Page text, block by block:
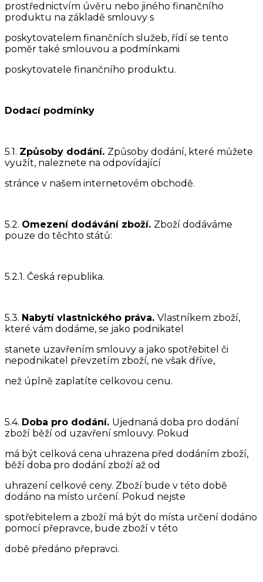
prostřednictvím úvěru nebo jiného finančního
produktu na základě smlouvy s
poskytovatelem finančních služeb, řídí se tento
poměr také smlouvou a podmínkami
poskytovatele finančního produktu.
Dodací podmínky
5.1. Způsoby dodání. Způsoby dodání, které můžete
využít, naleznete na odpovídající
stránce v našem internetovém obchodě.
5.2. Omezení dodávání zboží. Zboží dodáváme
pouze do těchto států:
5.2.1. Česká republika.
5.3. Nabytí vlastnického práva. Vlastníkem zboží,
které vám dodáme, se jako podnikatel
stanete uzavřením smlouvy a jako spotřebitel či
nepodnikatel převzetím zboží, ne však dříve,
než úplně zaplatíte celkovou cenu.
5.4. Doba pro dodání. Ujednaná doba pro dodání
zboží běží od uzavření smlouvy. Pokud
má být celková cena uhrazena před dodáním zboží,
běží doba pro dodání zboží až od
uhrazení celkové ceny. Zboží bude v této době
dodáno na místo určení. Pokud nejste
spotřebitelem a zboží má být do místa určení dodáno
pomocí přepravce, bude zboží v této
době předáno přepravci.